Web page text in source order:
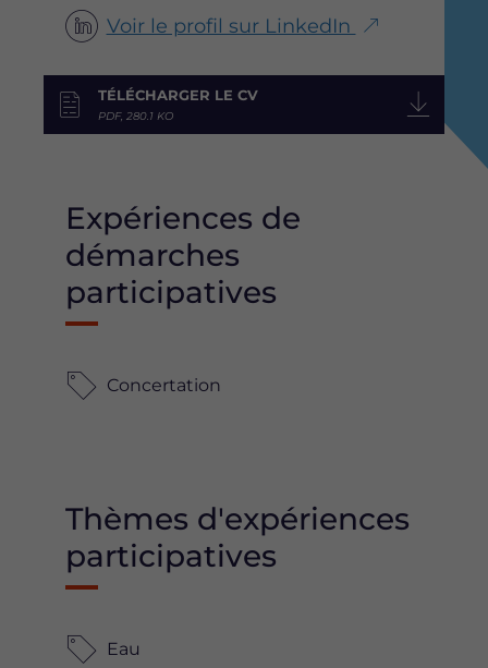
Voir le profil sur LinkedIn
TÉLÉCHARGER LE CV
PDF, 280.1 KO
Expériences de
démarches
participatives
Concertation
Thèmes d'expériences
participatives
Eau